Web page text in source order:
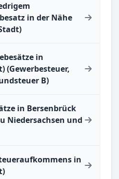
in der Nähe
in
(Gewerbesteuer,
B)
in Bersenbrück
Niedersachsen und
in